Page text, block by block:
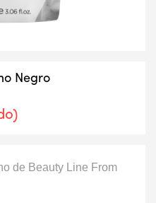
Negro
de Beauty Line From